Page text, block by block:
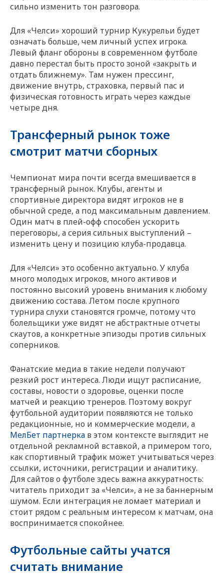
сильно изменить тон разговора.
Для «Челси» хороший турнир Кукурельи будет
означать больше, чем личный успех игрока.
Левый фланг обороны в современном футболе
давно перестал быть просто зоной «закрыть и
отдать ближнему». Там нужен прессинг,
движение внутрь, страховка, первый пас и
физическая готовность играть через каждые
четыре дня.
Трансферный рынок тоже
смотрит матчи сборных
Чемпионат мира почти всегда вмешивается в
трансферный рынок. Клубы, агенты и
спортивные директора видят игроков не в
обычной среде, а под максимальным давлением.
Один матч в плей-офф способен ускорить
переговоры, а серия сильных выступлений –
изменить цену и позицию клуба-продавца.
Для «Челси» это особенно актуально. У клуба
много молодых игроков, много активов и
постоянно высокий уровень внимания к любому
движению состава. Летом после крупного
турнира слухи становятся громче, потому что
болельщики уже видят не абстрактные отчеты
скаутов, а конкретные эпизоды против сильных
соперников.
Фанатские медиа в такие недели получают
резкий рост интереса. Люди ищут расписание,
составы, новости о здоровье, оценки после
матчей и реакцию тренеров. Поэтому вокруг
футбольной аудитории появляются не только
редакционные, но и коммерческие модели, а
МелБет партнерка в этом контексте выглядит не
отдельной рекламной вставкой, а примером того,
как спортивный трафик может учитываться через
ссылки, источники, регистрации и аналитику.
Для сайтов о футболе здесь важна аккуратность:
читатель приходит за «Челси», а не за баннерным
шумом. Если интеграция не ломает материал и
стоит рядом с реальным интересом к матчам, она
воспринимается спокойнее.
Футбольные сайты учатся
считать внимание